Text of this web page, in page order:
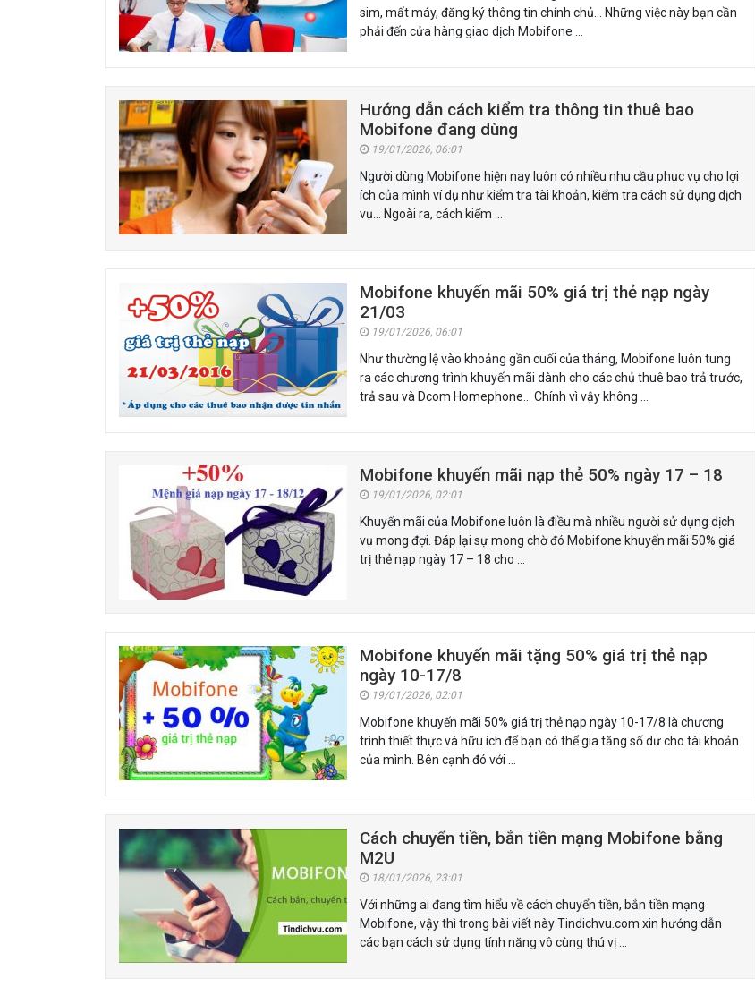
sim, mất máy, đăng ký thông tin chính chủ… Những việc này bạn cần
phải đến cửa hàng giao dịch Mobifone …
Hướng dẫn cách kiểm tra thông tin thuê bao
Mobifone đang dùng
19/01/2026, 06:01
Người dùng Mobifone hiện nay luôn có nhiều nhu cầu phục vụ cho lợi
ích của mình ví dụ như kiểm tra tài khoản, kiểm tra cách sử dụng dịch
vụ… Ngoài ra, cách kiểm …
Mobifone khuyến mãi 50% giá trị thẻ nạp ngày
21/03
19/01/2026, 06:01
Như thường lệ vào khoảng gần cuối của tháng, Mobifone luôn tung
ra các chương trình khuyến mãi dành cho các chủ thuê bao trả trước,
trả sau và Dcom Homephone… Chính vì vậy không …
Mobifone khuyến mãi nạp thẻ 50% ngày 17 – 18
19/01/2026, 02:01
Khuyến mãi của Mobifone luôn là điều mà nhiều người sử dụng dịch
vụ mong đợi. Đáp lại sự mong chờ đó Mobifone khuyến mãi 50% giá
trị thẻ nạp ngày 17 – 18 cho …
Mobifone khuyến mãi tặng 50% giá trị thẻ nạp
ngày 10-17/8
19/01/2026, 02:01
Mobifone khuyến mãi 50% giá trị thẻ nạp ngày 10-17/8 là chương
trình thiết thực và hữu ích để bạn có thể gia tăng số dư cho tài khoản
của mình. Bên cạnh đó với …
Cách chuyển tiền, bắn tiền mạng Mobifone bằng
M2U
18/01/2026, 23:01
Với những ai đang tìm hiểu về cách chuyển tiền, bắn tiền mạng
Mobifone, vậy thì trong bài viết này Tindichvu.com xin hướng dẫn
các bạn cách sử dụng tính năng vô cùng thú vị …